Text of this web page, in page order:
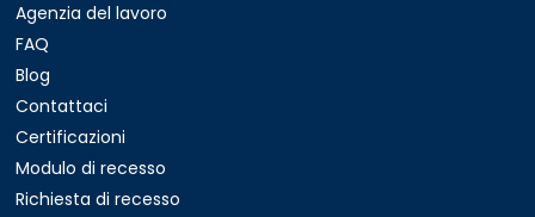
Agenzia del lavoro
FAQ
Blog
Contattaci
Certificazioni
Modulo di recesso
Richiesta di recesso